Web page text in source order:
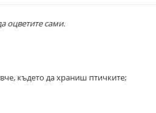
оцветите сами.
където да храниш птичките;